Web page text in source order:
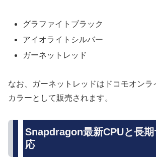
グラファイトブラック
アイオライトシルバー
ガーネットレッド
なお、ガーネットレッドはドコモオンラ
カラーとして販売されます。
Snapdragon最新CPUと長
応